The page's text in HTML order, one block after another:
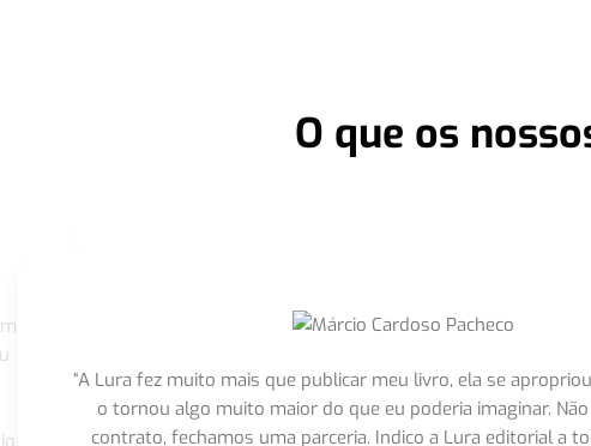
O que os
“A Lura fez muito mais que publicar meu livro, ela se
o tornou algo muito maior do que eu poderia imaginar.
contrato, fechamos uma parceria. Indico a Lura editorial a